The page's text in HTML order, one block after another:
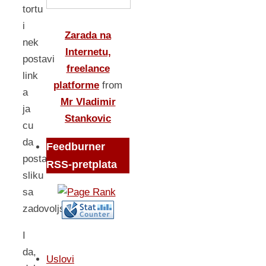
tortu
i
nek
postavi
link
a
ja
cu
da
postavim
sliku
sa
zadovoljstvom…
I
da,
Zarada na
Internetu,
freelance
platforme from
Mr Vladimir
Stankovic
Feedburner
RSS-pretplata
Uslovi